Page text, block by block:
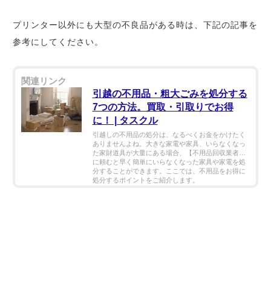
プリンター以外にも大型の不良品がある時は、下記の記事を
参考にしてください。
引越の不用品・粗大ごみを処分する
7つの方法。買取・引取りでお得
に！ | タスクル
引越しの不用品の処分は、なるべくお金をかけたく
ありませんよね。大きな家電や家具、いらなくなっ
た家財道具が大量にある場合、【不用品回収業者】
に頼むと早く簡単にいらなくなった家具や家電を処
分することができます。ここでは、不用品をお得に
処分するポイントをご紹介します。